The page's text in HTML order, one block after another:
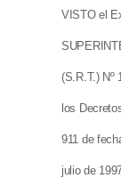
VISTO el
(S.R.T.) Nº
los
911 de
julio de